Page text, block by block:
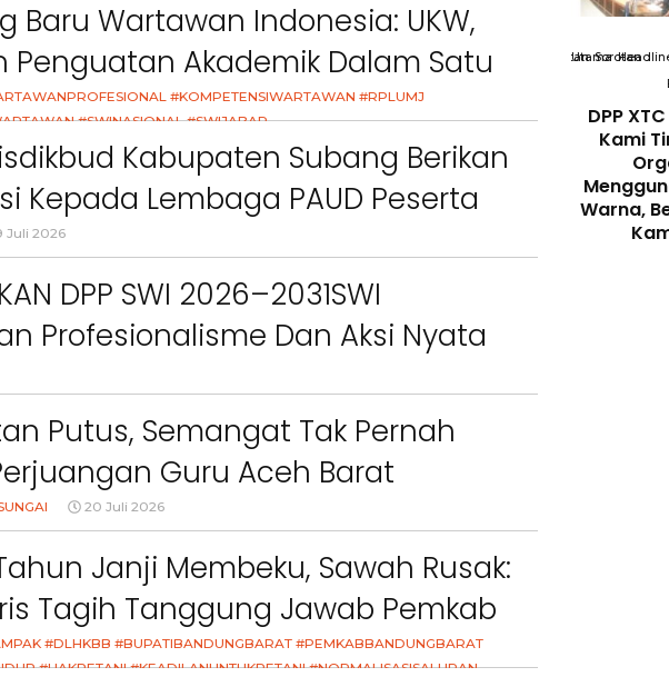
Baru Wartawan Indonesia: UKW,
Penguatan Akademik Dalam Satu
#KOMPETENSIWARTAWAN #RPLUMJ
#SWINASIONAL #SWIJABAR
Kabupaten Subang Berikan
Kepada Lembaga PAUD Peserta
MPLS Dan G7KAIH
Juli 2026
DPP SWI 2026–2031SWI
Profesionalisme Dan Aksi Nyata
Impact
Putus, Semangat Tak Pernah
Guru Aceh Barat
Air Mata
20 Juli 2026
Janji Membeku, Sawah Rusak:
Tagih Tanggung Jawab Pemkab
Barat
#DLHKBB #BUPATIBANDUNGBARAT #PEMKABBANDUNGBARAT
#HAKPETANI #KEADILANUNTUKPETANI #NORMALISASISALURAN
Sorotan
Berita
Utama Headline National News Sorotan Sorotan
Empat Tahun Janji Membeku,
Sawah Rusak: Ahli Waris
Tagih Tanggung Jawab
Pemkab Bandung Barat
Berita
Utama Headline National News Sorotan Sorotan
Bidang Pendidikan DPP XTC
Berikan Penyuluhan dengan
Tema Membangun Peran
Orang Tua dalam Menjaga
Kesehatan Anak di Era Digital
Utama
DPP
Kami
Warna,